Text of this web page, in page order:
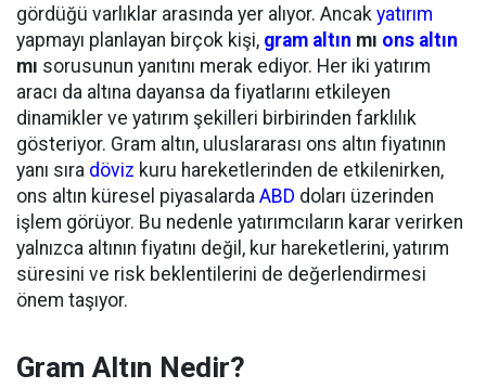
gördüğü varlıklar arasında yer alıyor. Ancak yatırım
yapmayı planlayan birçok kişi, gram altın mı ons altın
mı sorusunun yanıtını merak ediyor. Her iki yatırım
aracı da altına dayansa da fiyatlarını etkileyen
dinamikler ve yatırım şekilleri birbirinden farklılık
gösteriyor. Gram altın, uluslararası ons altın fiyatının
yanı sıra döviz kuru hareketlerinden de etkilenirken,
ons altın küresel piyasalarda ABD doları üzerinden
işlem görüyor. Bu nedenle yatırımcıların karar verirken
yalnızca altının fiyatını değil, kur hareketlerini, yatırım
süresini ve risk beklentilerini de değerlendirmesi
önem taşıyor.
Gram Altın Nedir?